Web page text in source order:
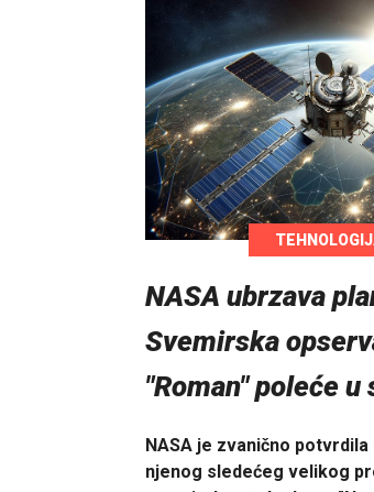
NASA ubrzava
Svemirska
"Roman" poleće
NASA je zvanično
njenog sledećeg velikog